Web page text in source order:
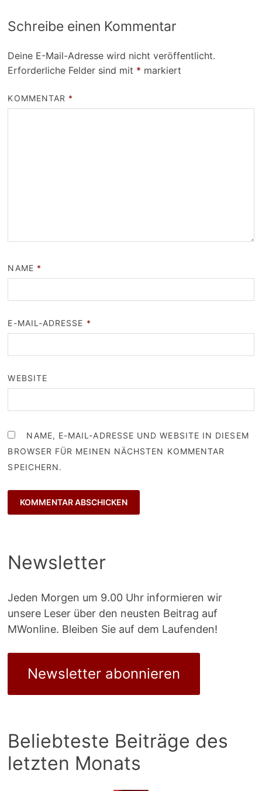
Schreibe einen Kommentar
Deine E-Mail-Adresse wird nicht veröffentlicht.
Erforderliche Felder sind mit * markiert
KOMMENTAR *
NAME *
E-MAIL-ADRESSE *
WEBSITE
NAME, E-MAIL-ADRESSE UND WEBSITE IN DIESEM
BROWSER FÜR MEINEN NÄCHSTEN KOMMENTAR
SPEICHERN.
Newsletter
Jeden Morgen um 9.00 Uhr informieren wir
unsere Leser über den neusten Beitrag auf
MWonline. Bleiben Sie auf dem Laufenden!
Newsletter abonnieren
Beliebteste Beiträge des
letzten Monats